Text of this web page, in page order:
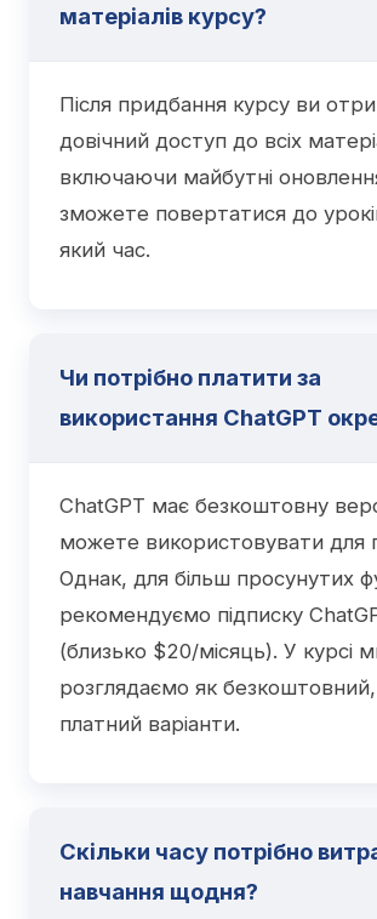
матеріалів курсу?
Після придбання курсу ви
довічний доступ до всіх
включаючи майбутні
зможете повертатися до
який час.
Чи потрібно платити за
використання ChatGPT
ChatGPT має безкоштовну
можете використовувати для
Однак, для більш просунутих
рекомендуємо підписку
(близько $20/місяць). У курсі
розглядаємо як безкоштовний,
платний варіанти.
Скільки часу потрібно
навчання щодня?